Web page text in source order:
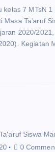
kelas 7 MTsN
Masa Ta’aruf
2020/2021,
Kegiatan
Siswa
0